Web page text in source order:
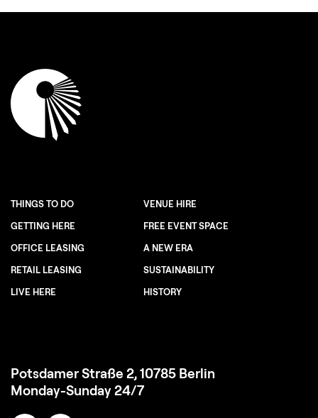
THINGS TO DO
GETTING HERE
OFFICE LEASING
RETAIL LEASING
LIVE HERE
VENUE HIRE
FREE EVENT SPACE
A NEW ERA
SUSTAINABILITY
HISTORY
Potsdamer Straße 2, 10785 Berlin
Monday-Sunday 24/7